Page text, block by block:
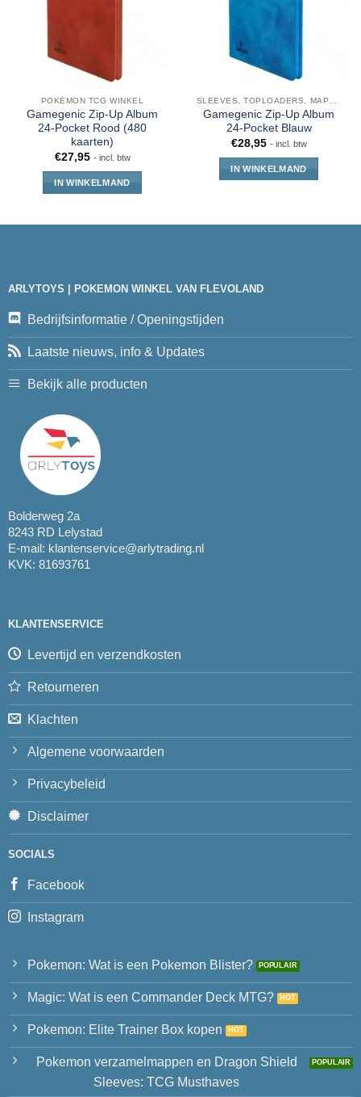
POKÉMON TCG WINKEL
Gamegenic Zip-Up Album
24-Pocket Rood (480
kaarten)
€27,95 - incl. btw
IN WINKELMAND
Gamegenic Zip-Up Album
24-Pocket Blauw
€28,95 - incl. btw
IN WINKELMAND
ARLYTOYS | POKEMON WINKEL VAN FLEVOLAND
Bedrijfsinformatie / Openingstijden
Laatste nieuws, info & Updates
Bekijk alle producten
Bolderweg 2a
8243 RD Lelystad
E-mail: klantenservice@arlytrading.nl
KVK: 81693761
KLANTENSERVICE
Levertijd en verzendkosten
Retourneren
Klachten
Algemene voorwaarden
Privacybeleid
Disclaimer
SOCIALS
Facebook
Instagram
Pokemon: Wat is een Pokemon Blister?
Magic: Wat is een Commander Deck MTG?
Pokemon: Elite Trainer Box kopen
Pokemon verzamelmappen en Dragon Shield
Sleeves: TCG Musthaves